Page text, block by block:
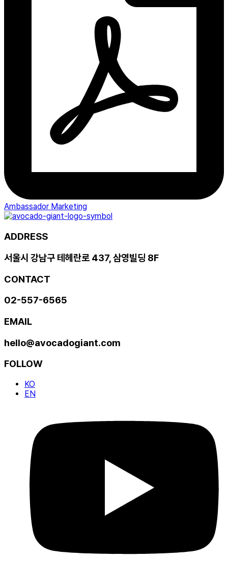
Ambassador Marketing
ADDRESS
서울시 강남구 테헤란로 437, 삼영빌딩 8F
CONTACT
02-557-6565
EMAIL
hello@avocadogiant.com
FOLLOW
KO
EN